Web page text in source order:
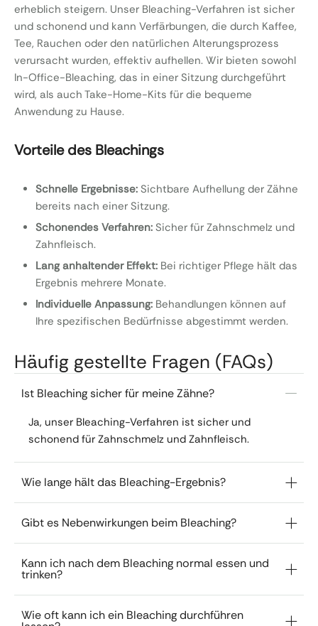
erheblich steigern. Unser Bleaching-Verfahren ist sicher
und schonend und kann Verfärbungen, die durch Kaffee,
Tee, Rauchen oder den natürlichen Alterungsprozess
verursacht wurden, effektiv aufhellen. Wir bieten sowohl
In-Office-Bleaching, das in einer Sitzung durchgeführt
wird, als auch Take-Home-Kits für die bequeme
Anwendung zu Hause.
Vorteile des Bleachings
Schnelle Ergebnisse: Sichtbare Aufhellung der Zähne
bereits nach einer Sitzung.
Schonendes Verfahren: Sicher für Zahnschmelz und
Zahnfleisch.
Lang anhaltender Effekt: Bei richtiger Pflege hält das
Ergebnis mehrere Monate.
Individuelle Anpassung: Behandlungen können auf
Ihre spezifischen Bedürfnisse abgestimmt werden.
Häufig gestellte Fragen (FAQs)
Ist Bleaching sicher für meine Zähne?
Ja, unser Bleaching-Verfahren ist sicher und
schonend für Zahnschmelz und Zahnfleisch.
Wie lange hält das Bleaching-Ergebnis?
Gibt es Nebenwirkungen beim Bleaching?
Kann ich nach dem Bleaching normal essen und
trinken?
Wie oft kann ich ein Bleaching durchführen